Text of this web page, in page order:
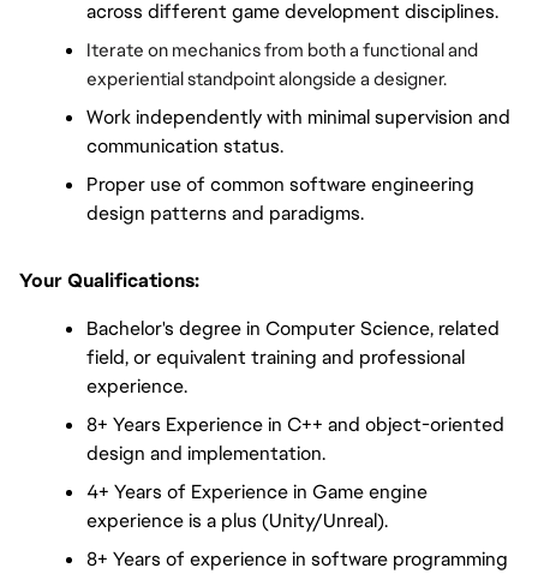
across different game development disciplines.
Iterate on mechanics from both a functional and
experiential standpoint alongside a designer.
Work independently with minimal supervision and
communication status.
Proper use of common software engineering
design patterns and paradigms.
Your Qualifications:
Bachelor's degree in Computer Science, related
field, or equivalent training and professional
experience.
8+ Years Experience in C++ and object-oriented
design and implementation.
4+ Years of Experience in Game engine
experience is a plus (Unity/Unreal).
8+ Years of experience in software programming